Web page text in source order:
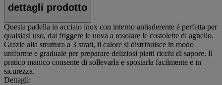
dettagli prodotto
Questa padella in acciaio inox con interno antiaderente è perfetta per
qualsiasi uso, dal friggere le uova a rosolare le costolette di agnello.
Grazie alla struttura a 3 strati, il calore si distribuisce in modo
uniforme e graduale per preparare deliziosi piatti ricchi di sapore. Il
pratico manico consente di sollevarla e spostarla facilmente e in
sicurezza.
Dettagli: